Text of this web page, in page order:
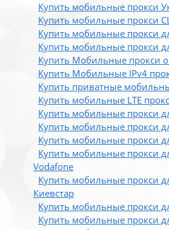
Купить мобильные прокси
Купить мобильные прокси
Купить мобильные прокси
Купить мобильные прокси
Купить Мобильные прокси
Купить Мобильные IPv4
Купить приватные
Купить мобильные LTE
Купить мобильные прокси
Купить мобильные прокси
Купить мобильные прокси
Купить мобильные прокси
Vodafone
Купить мобильные прокси
Киевстар
Купить мобильные прокси
Купить мобильные прокси